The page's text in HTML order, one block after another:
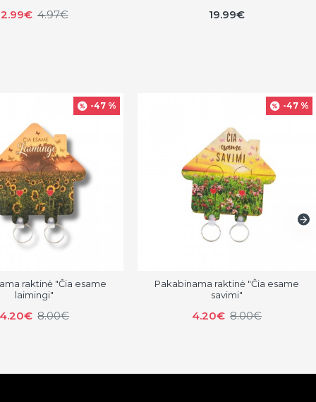
2.99€ 4.97€ 19.99€
-47 %
raktinė "Čia esame
laimingi"
4.20€ 8.00€
-47 %
Pakabinama raktinė "Čia esame
savimi"
4.20€ 8.00€